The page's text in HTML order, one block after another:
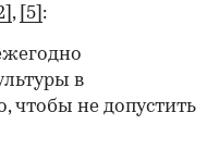
, [5] :
в
чтобы не допустить